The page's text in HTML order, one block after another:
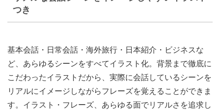
つき
基本会話・日常会話・海外旅行・日本紹介・ビジネスな
ど、あらゆるシーンをすべてイラスト化。背景まで徹底に
こだわったイラストだから、実際に会話しているシーンを
リアルにイメージしながらフレーズを覚えることができま
す。イラスト・フレーズ、あらゆる面でリアルさを追求し